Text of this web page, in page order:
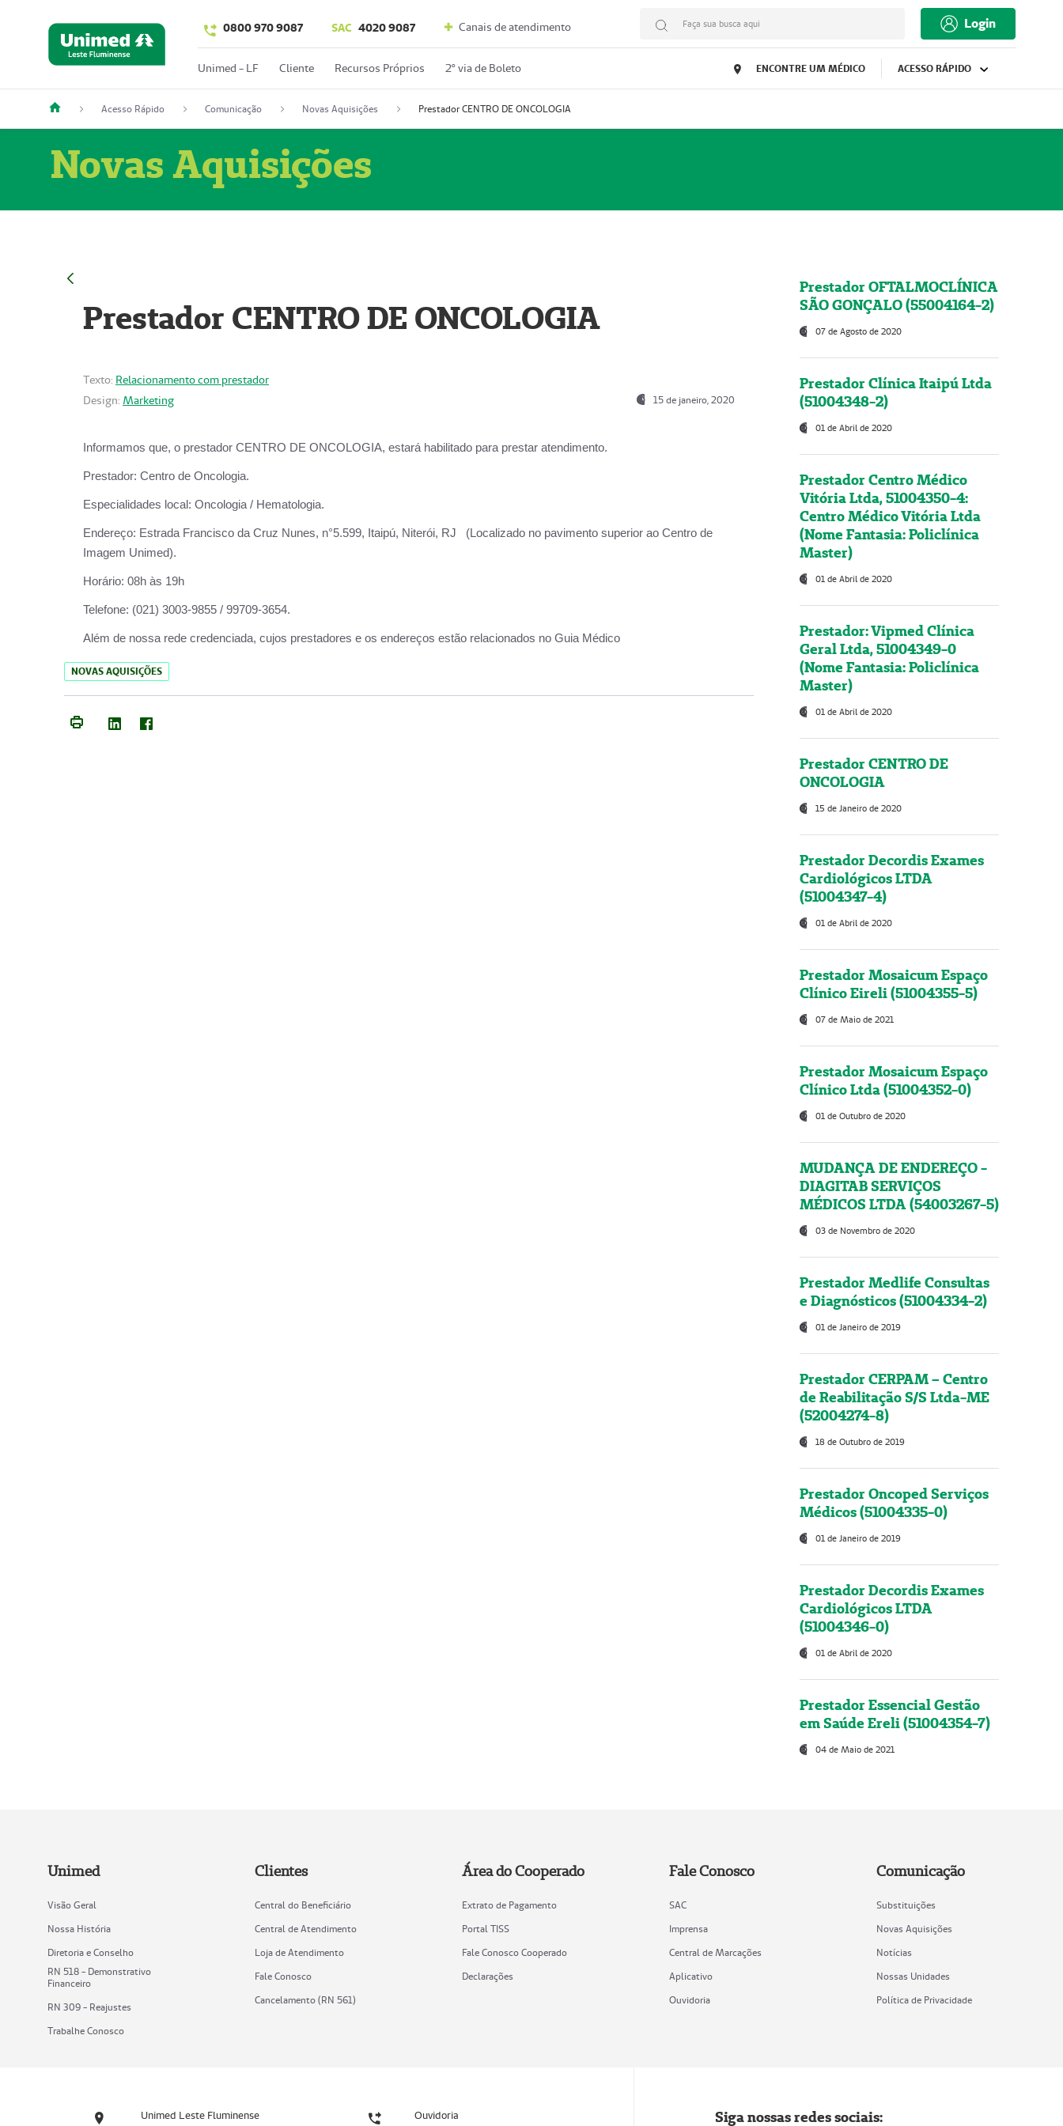
0800 970 9087 SAC 4020 9087 Canais de atendimento Faça sua busca aqui Login
Unimed - LF Cliente Recursos Próprios 2º via de Boleto ENCONTRE UM MÉDICO ACESSO RÁPIDO
Acesso Rápido Comunicação Novas Aquisições Prestador CENTRO DE ONCOLOGIA
Novas Aquisições
Prestador CENTRO DE ONCOLOGIA
Texto: Relacionamento com prestador
Design: Marketing 15 de janeiro, 2020
Informamos que, o prestador CENTRO DE ONCOLOGIA, estará habilitado para prestar atendimento.
Prestador: Centro de Oncologia.
Especialidades local: Oncologia / Hematologia.
Endereço: Estrada Francisco da Cruz Nunes, n°5.599, Itaipú, Niterói, RJ (Localizado no pavimento superior ao Centro de
Imagem Unimed).
Horário: 08h às 19h
Telefone: (021) 3003-9855 / 99709-3654.
Além de nossa rede credenciada, cujos prestadores e os endereços estão relacionados no Guia Médico
NOVAS AQUISIÇÕES
Prestador OFTALMOCLÍNICA
SÃO GONÇALO (55004164-2)
07 de Agosto de 2020
Prestador Clínica Itaipú Ltda
(51004348-2)
01 de Abril de 2020
Prestador Centro Médico
Vitória Ltda, 51004350-4:
Centro Médico Vitória Ltda
(Nome Fantasia: Policlínica
Master)
01 de Abril de 2020
Prestador: Vipmed Clínica
Geral Ltda, 51004349-0
(Nome Fantasia: Policlínica
Master)
01 de Abril de 2020
Prestador CENTRO DE
ONCOLOGIA
15 de Janeiro de 2020
Prestador Decordis Exames
Cardiológicos LTDA
(51004347-4)
01 de Abril de 2020
Prestador Mosaicum Espaço
Clínico Eireli (51004355-5)
07 de Maio de 2021
Prestador Mosaicum Espaço
Clínico Ltda (51004352-0)
01 de Outubro de 2020
MUDANÇA DE ENDEREÇO -
DIAGITAB SERVIÇOS
MÉDICOS LTDA (54003267-5)
03 de Novembro de 2020
Prestador Medlife Consultas
e Diagnósticos (51004334-2)
01 de Janeiro de 2019
Prestador CERPAM – Centro
de Reabilitação S/S Ltda-ME
(52004274-8)
18 de Outubro de 2019
Prestador Oncoped Serviços
Médicos (51004335-0)
01 de Janeiro de 2019
Prestador Decordis Exames
Cardiológicos LTDA
(51004346-0)
01 de Abril de 2020
Prestador Essencial Gestão
em Saúde Ereli (51004354-7)
04 de Maio de 2021
Unimed
Visão Geral
Nossa História
Diretoria e Conselho
RN 518 - Demonstrativo
Financeiro
RN 309 - Reajustes
Trabalhe Conosco
Clientes
Central do Beneficiário
Central de Atendimento
Loja de Atendimento
Fale Conosco
Cancelamento (RN 561)
Área do Cooperado
Extrato de Pagamento
Portal TISS
Fale Conosco Cooperado
Declarações
Fale Conosco
SAC
Imprensa
Central de Marcações
Aplicativo
Ouvidoria
Comunicação
Substituições
Novas Aquisições
Notícias
Nossas Unidades
Política de Privacidade
Unimed Leste Fluminense Ouvidoria Siga nossas redes sociais: